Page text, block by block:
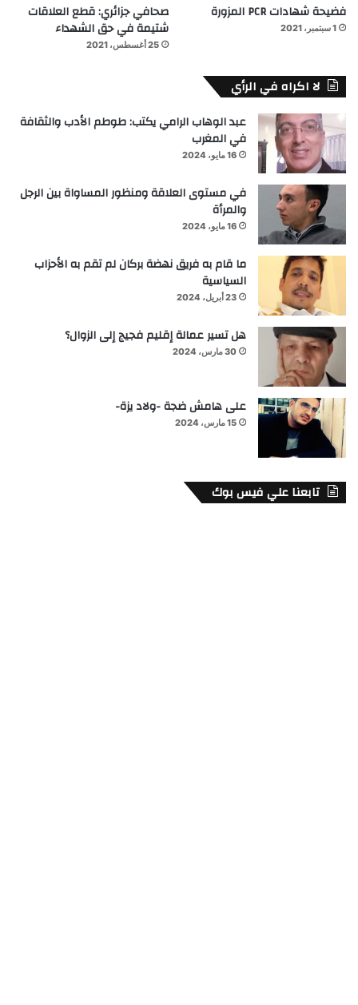
فضيحة شهادات PCR المزورة
1 سبتمبر، 2021
صحافي جزائري: قطع العلاقات
شتيمة في حق الشهداء
25 أغسطس، 2021
لا اكراه في الرأي
عبد الوهاب الرامي يكتب: طوطم الأدب والثقافة
في المغرب
16 مايو، 2024
في مستوى العلاقة ومنظور المساواة بين الرجل
والمرأة
16 مايو، 2024
ما قام به فريق نهضة بركان لم تقم به الأحزاب
السياسية
23 أبريل، 2024
هل تسير عمالة إقليم فجيج إلى الزوال؟
30 مارس، 2024
على هامش ضجة -ولاد يزة-
15 مارس، 2024
تابعنا علي فيس بوك